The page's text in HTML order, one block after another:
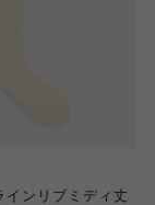
ンリブミディ丈